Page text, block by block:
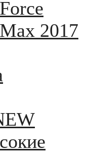
2017